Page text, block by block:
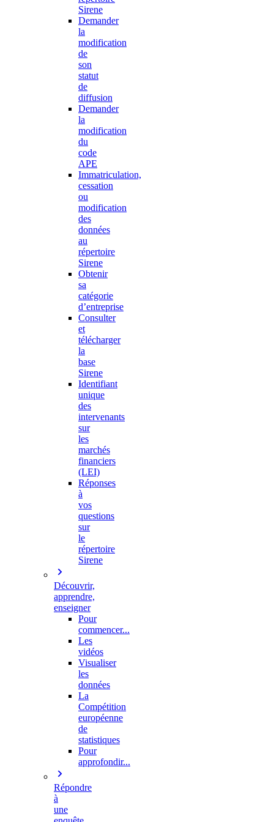
Sirene
Demander
la
modification
de
son
statut
de
diffusion
Demander
la
modification
du
code
APE
Immatriculation,
cessation
ou
modification
des
données
au
répertoire
Sirene
Obtenir
sa
catégorie
d’entreprise
Consulter
et
télécharger
la
base
Sirene
Identifiant
unique
des
intervenants
sur
les
marchés
financiers
(LEI)
Réponses
à
vos
questions
sur
le
répertoire
Sirene
Découvrir,
apprendre,
enseigner
Pour
commencer...
Les
vidéos
Visualiser
les
données
La
Compétition
européenne
de
statistiques
Pour
approfondir...
Répondre
à
une